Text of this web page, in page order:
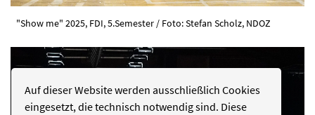
Auf dieser Website werden ausschließlich Cookies
eingesetzt, die technisch notwendig sind. Diese
"Show me" 2025, FDI, 5.Semester / Foto: Stefan Scholz, NDOZ